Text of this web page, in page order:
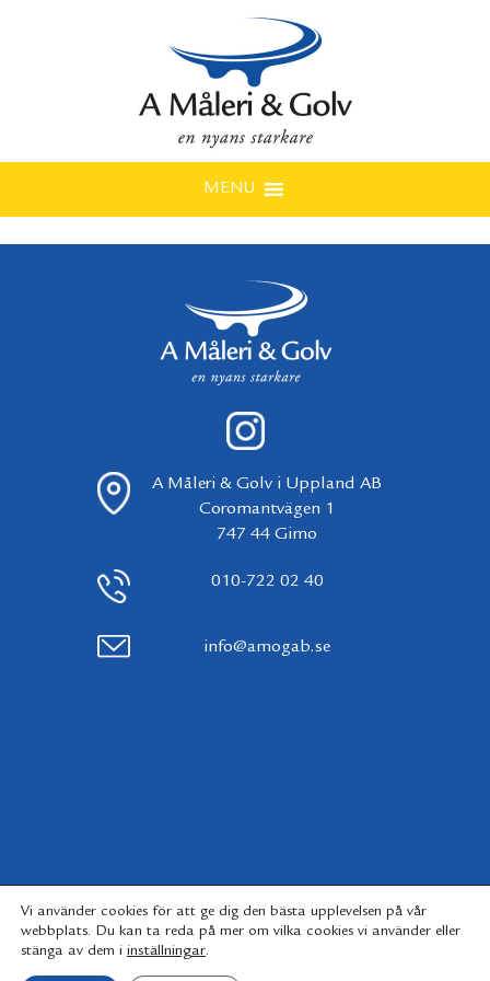
MENU
A Måleri & Golv i Uppland AB
Coromantvägen 1
747 44 Gimo
010-722 02 40
info@amogab.se
Vi använder cookies för att ge dig den bästa upplevelsen på vår
webbplats. Du kan ta reda på mer om vilka cookies vi använder eller
stänga av dem i inställningar.